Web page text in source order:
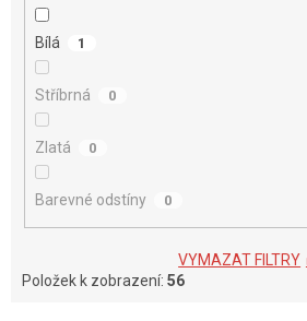
Bílá 1
Stříbrná 0
Zlatá 0
Barevné odstíny 0
VYMAZAT FILTRY
Položek k zobrazení: 56